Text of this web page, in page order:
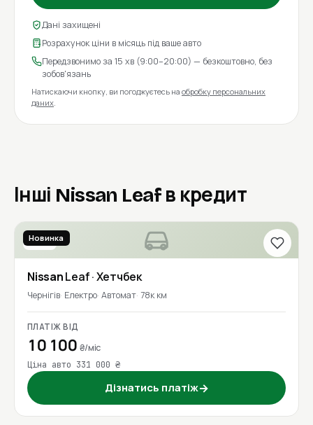
Дані захищені
Розрахунок ціни в місяць під ваше авто
Передзвонимо за 15 хв (9:00–20:00) — безкоштовно, без
зобов'язань
Натискаючи кнопку, ви погоджуєтесь на обробку персональних
даних.
Інші Nissan Leaf в кредит
2016
Новинка
NissanLeaf· Хетчбек
Чернігів Електро Автомат 78к км
ПЛАТІЖ ВІД
10 100 ₴/міс
Ціна авто 331 000 ₴
Дізнатись платіж→